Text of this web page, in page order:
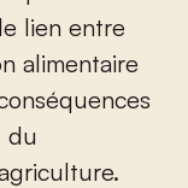
lien entre
alimentaire
du